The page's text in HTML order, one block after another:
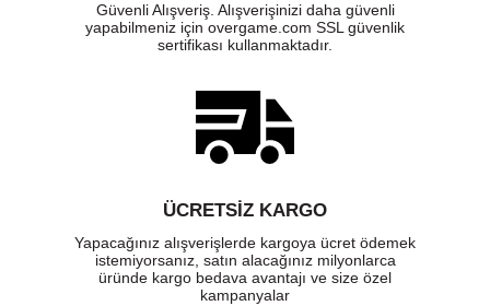
Güvenli Alışveriş. Alışverişinizi daha güvenli
yapabilmeniz için overgame.com SSL güvenlik
sertifikası kullanmaktadır.
ÜCRETSIZ KARGO
Yapacağınız alışverişlerde kargoya ücret ödemek
istemiyorsanız, satın alacağınız milyonlarca
üründe kargo bedava avantajı ve size özel
kampanyalar